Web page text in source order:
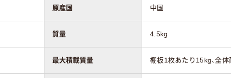
原産国 中国
質量 4.5kg
最大積載質量 棚板1枚あたり15kg、全